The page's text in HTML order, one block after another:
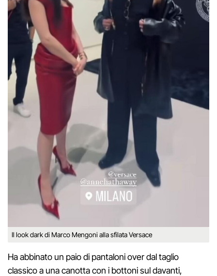
Il look dark di Marco Mengoni alla sfilata Versace
Ha abbinato un paio di pantaloni over dal taglio
classico a una canotta con i bottoni sul davanti,